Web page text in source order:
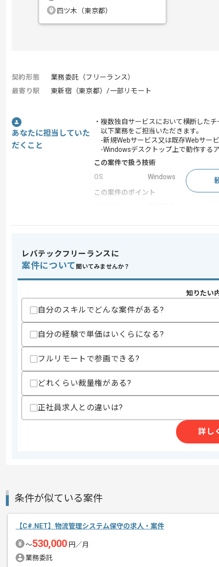
四ツ木（東京都）
契約形態
業務委託（フリーランス）
最寄り駅
東新宿（東京都）/一部リモート
あなたに担当していた
だくこと
・複数独自サービスにおいて横断した
以下業務をご担当いただきます。
-新規Webサービス又は既存Webサー
-Windowsデスクトップ上で動作する
この案件で扱う技術
OS
Windows
この案件のポイント
スキル
求めるスキル
・C#の開発経験
スキルに不安がある方へ
上記に似た経験やスキルをお持ちであれば申
精算・お支払い
精算条件
精算基準時間
エージェントからのコ
メント
レバテック実績多数の企業の案件となり
レバテックフリーランスに
案件について 聞いてみませんか？
知りたい
自分のスキルでどんな案件がある?
自分の経験で単価はいくらになる?
フルリモートで参画できる?
どれくらい裁量権がある?
正社員求人との違いは?
詳し
条件が似ている案件
【C#.NET】物流管理システム保守の求人・案件
〜530,000 円／月
業務委託